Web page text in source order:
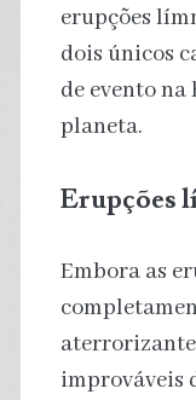
erupções
dois únicos
de evento
planeta.
Erupções
Embora as
improváveis